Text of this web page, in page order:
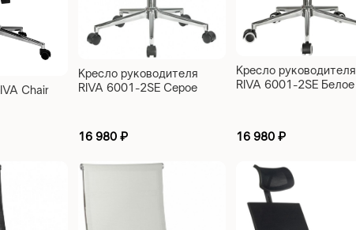
Chair
Кресло руководителя
RIVA 6001-2SE Серое
16 980₽
Кресло руководителя
RIVA 6001-2SE Белое
16 980 ₽